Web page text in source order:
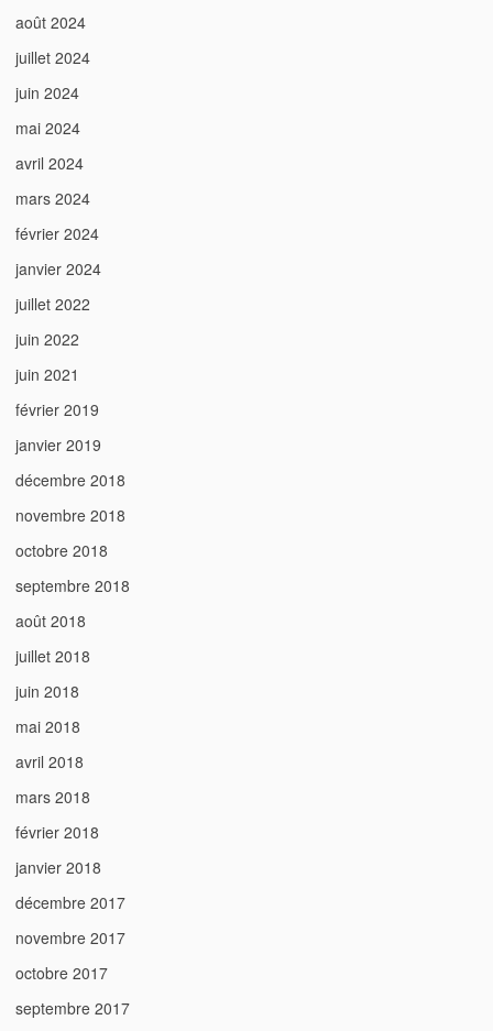
août 2024
juillet 2024
juin 2024
mai 2024
avril 2024
mars 2024
février 2024
janvier 2024
juillet 2022
juin 2022
juin 2021
février 2019
janvier 2019
décembre 2018
novembre 2018
octobre 2018
septembre 2018
août 2018
juillet 2018
juin 2018
mai 2018
avril 2018
mars 2018
février 2018
janvier 2018
décembre 2017
novembre 2017
octobre 2017
septembre 2017